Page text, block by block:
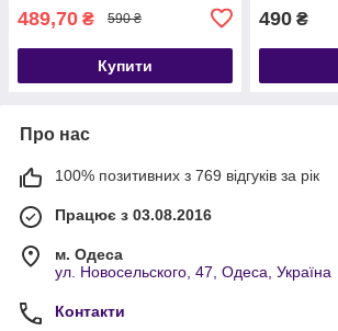
489,70 ₴ 590 ₴
Купити
490 ₴
Про нас
100% позитивних з 769 відгуків за рік
Працює з 03.08.2016
м. Одеса
ул. Новосельского, 47, Одеса, Україна
Контакти